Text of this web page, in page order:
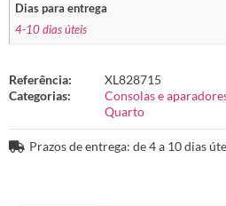
Dias para entrega
4-10 dias úteis
Referência:
XL828715
Categorias:
Consolas e
Quarto
Prazos de entrega: de 4 a 10 dias